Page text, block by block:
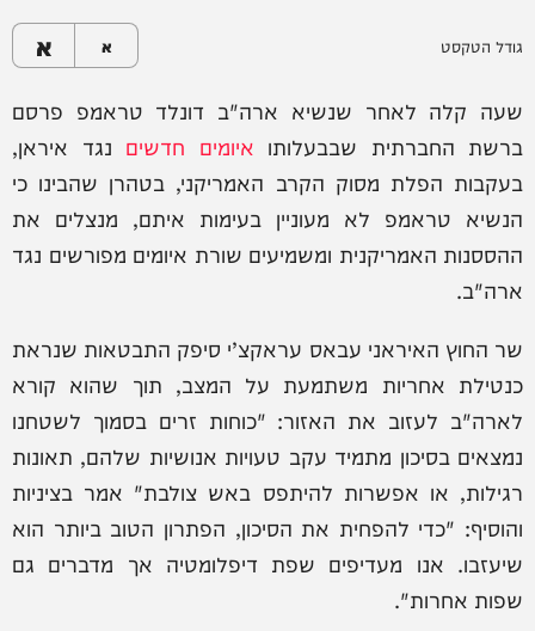
גודל הטקסט א א
שעה קלה לאחר שנשיא ארה"ב דונלד טראמפ פרסם
ברשת החברתית שבבעלותו איומים חדשים נגד איראן,
בעקבות הפלת מסוק הקרב האמריקני, בטהרן שהבינו כי
הנשיא טראמפ לא מעוניין בעימות איתם, מנצלים את
ההססנות האמריקנית ומשמיעים שורת איומים מפורשים נגד
ארה"ב.
שר החוץ האיראני עבאס עראקצ’י סיפק התבטאות שנראת
כנטילת אחריות משתמעת על המצב, תוך שהוא קורא
לארה"ב לעזוב את האזור: "כוחות זרים בסמוך לשטחנו
נמצאים בסיכון מתמיד עקב טעויות אנושיות שלהם, תאונות
רגילות, או אפשרות להיתפס באש צולבת" אמר בציניות
והוסיף: "כדי להפחית את הסיכון, הפתרון הטוב ביותר הוא
שיעזבו. אנו מעדיפים שפת דיפלומטיה אך מדברים גם
שפות אחרות".